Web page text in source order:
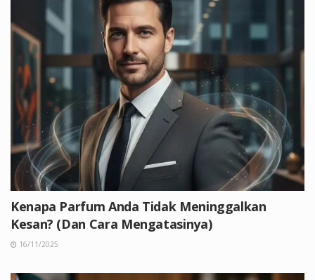
Kenapa Parfum Anda Tidak Meninggalkan
Kesan? (Dan Cara Mengatasinya)
16/11/2025